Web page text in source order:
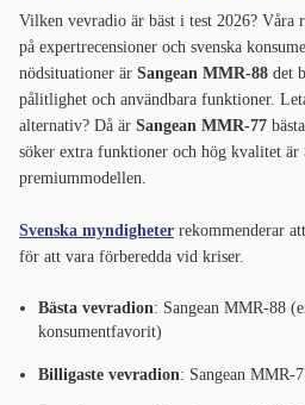
Vilken vevradio är bäst i test 2026? Våra
på expertrecensioner och svenska
nödsituationer är Sangean MMR-88 det
pålitlighet och användbara funktioner.
alternativ? Då är Sangean MMR-77
söker extra funktioner och hög kvalitet är
premiummodellen.
Svenska myndigheter rekommenderar
för att vara förberedda vid kriser.
Bästa vevradion: Sangean MMR-88
konsumentfavorit)
Billigaste vevradion: Sangean MMR-